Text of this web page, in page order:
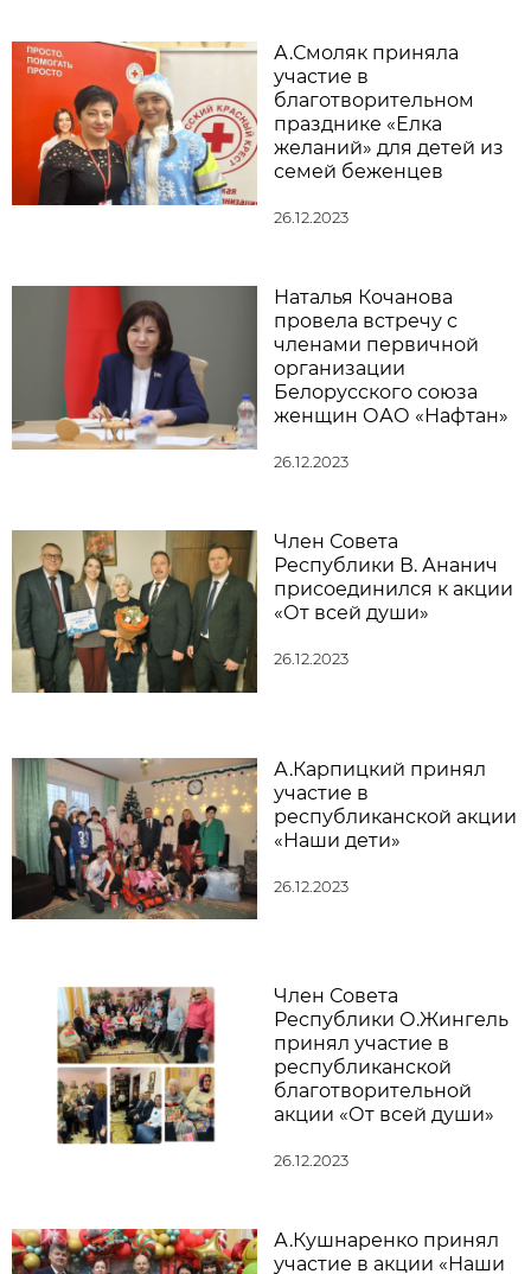
А.Смоляк приняла
участие в
благотворительном
празднике «Елка
желаний» для детей из
семей беженцев
26.12.2023
Наталья Кочанова
провела встречу с
членами первичной
организации
Белорусского союза
женщин ОАО «Нафтан»
26.12.2023
Член Совета
Республики В. Ананич
присоединился к акции
«От всей души»
26.12.2023
А.Карпицкий принял
участие в
республиканской акции
«Наши дети»
26.12.2023
Член Совета
Республики О.Жингель
принял участие в
республиканской
благотворительной
акции «От всей души»
26.12.2023
А.Кушнаренко принял
участие в акции «Наши